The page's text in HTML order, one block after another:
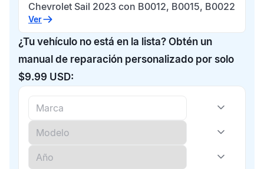
Chevrolet Sail 2023 con B0012, B0015, B0022
Ver
¿Tu vehículo no está en la lista? Obtén un
manual de reparación personalizado por solo
$9.99 USD: